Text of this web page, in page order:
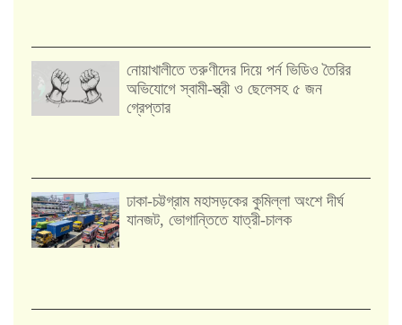
নোয়াখালীতে তরুণীদের দিয়ে পর্ন ভিডিও তৈরির
অভিযোগে স্বামী-স্ত্রী ও ছেলেসহ ৫ জন
গ্রেপ্তার
ঢাকা-চট্টগ্রাম মহাসড়কের কুমিল্লা অংশে দীর্ঘ
যানজট, ভোগান্তিতে যাত্রী-চালক